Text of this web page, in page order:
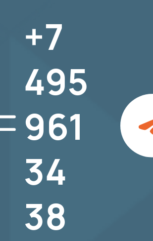
+7
495
961
34
38
> Каталог
>
802